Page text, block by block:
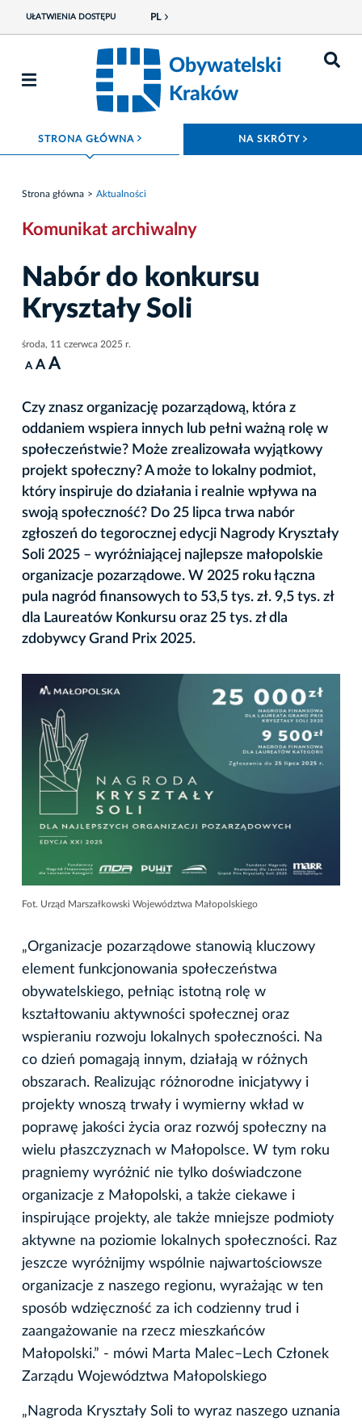
UŁATWIENIA DOSTĘPU PL
Obywatelski
Kraków
STRONA GŁÓWNA ROZWIŃ MENU NA SKRÓTY
Strona główna Aktualności
Komunikat archiwalny
Nabór do konkursu
Kryształy Soli
środa, 11 czerwca 2025 r.
A A A
Czy znasz organizację pozarządową, która z
oddaniem wspiera innych lub pełni ważną rolę w
społeczeństwie? Może zrealizowała wyjątkowy
projekt społeczny? A może to lokalny podmiot,
który inspiruje do działania i realnie wpływa na
swoją społeczność? Do 25 lipca trwa nabór
zgłoszeń do tegorocznej edycji Nagrody Kryształy
Soli 2025 – wyróżniającej najlepsze małopolskie
organizacje pozarządowe. W 2025 roku łączna
pula nagród finansowych to 53,5 tys. zł. 9,5 tys. zł
dla Laureatów Konkursu oraz 25 tys. zł dla
zdobywcy Grand Prix 2025.
Fot. Urząd Marszałkowski Województwa Małopolskiego
„Organizacje pozarządowe stanowią kluczowy
element funkcjonowania społeczeństwa
obywatelskiego, pełniąc istotną rolę w
kształtowaniu aktywności społecznej oraz
wspieraniu rozwoju lokalnych społeczności. Na
co dzień pomagają innym, działają w różnych
obszarach. Realizując różnorodne inicjatywy i
projekty wnoszą trwały i wymierny wkład w
poprawę jakości życia oraz rozwój społeczny na
wielu płaszczyznach w Małopolsce. W tym roku
pragniemy wyróżnić nie tylko doświadczone
organizacje z Małopolski, a także ciekawe i
inspirujące projekty, ale także mniejsze podmioty
aktywne na poziomie lokalnych społeczności. Raz
jeszcze wyróżnijmy wspólnie najwartościowsze
organizacje z naszego regionu, wyrażając w ten
sposób wdzięczność za ich codzienny trud i
zaangażowanie na rzecz mieszkańców
Małopolski.” - mówi Marta Malec–Lech Członek
Zarządu Województwa Małopolskiego
„Nagroda Kryształy Soli to wyraz naszego uznania